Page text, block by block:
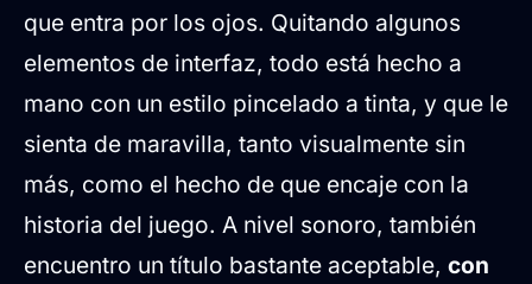
que entra por los ojos. Quitando algunos
elementos de interfaz, todo está hecho a
mano con un estilo pincelado a tinta, y que le
sienta de maravilla, tanto visualmente sin
más, como el hecho de que encaje con la
historia del juego. A nivel sonoro, también
encuentro un título bastante aceptable, con